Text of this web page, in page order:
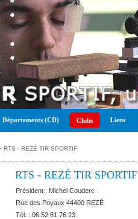
Départements (CD) Clubs Liens
RTS - REZÉ TIR SPORTIF
RTS - REZÉ TIR SPORTIF
Président : Michel Couderc
Rue des Poyaux 44400 REZÉ
Tél. : 06 52 81 76 23